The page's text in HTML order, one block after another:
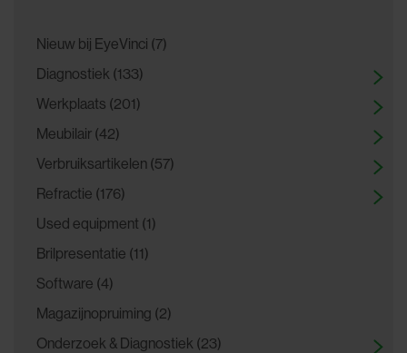
Nieuw bij EyeVinci (7)
Diagnostiek (133)
Werkplaats (201)
Meubilair (42)
Verbruiksartikelen (57)
Refractie (176)
Used equipment (1)
Brilpresentatie (11)
Software (4)
Magazijnopruiming (2)
Onderzoek & Diagnostiek (23)